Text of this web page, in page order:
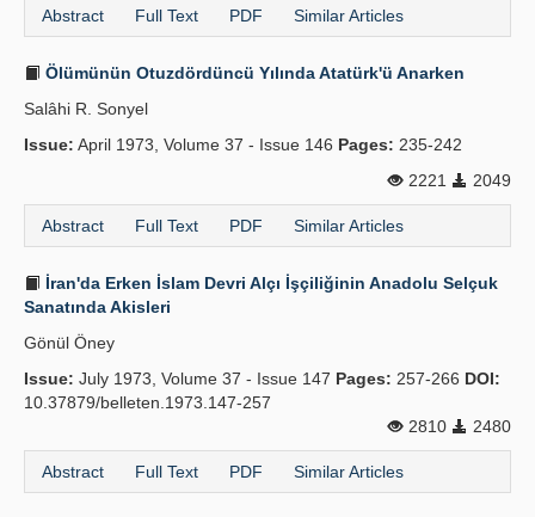
Abstract Full Text PDF Similar Articles
Ölümünün Otuzdördüncü Yılında Atatürk'ü Anarken
Salâhi R. Sonyel
Issue: April 1973, Volume 37 - Issue 146 Pages: 235-242
2221
2049
Abstract Full Text PDF Similar Articles
İran'da Erken İslam Devri Alçı İşçiliğinin Anadolu Selçuk
Sanatında Akisleri
Gönül Öney
Issue: July 1973, Volume 37 - Issue 147 Pages: 257-266 DOI:
10.37879/belleten.1973.147-257
2810
2480
Abstract Full Text PDF Similar Articles